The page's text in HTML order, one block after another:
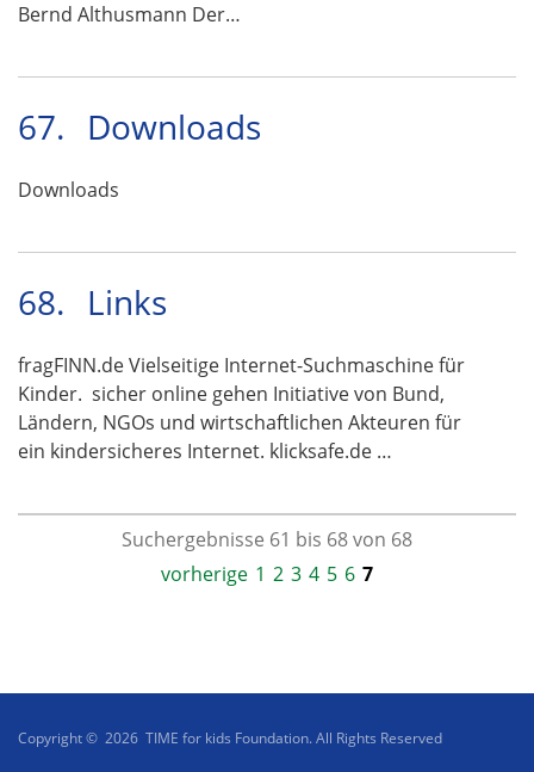
Bernd Althusmann Der…
67. Downloads
Downloads
68. Links
fragFINN.de Vielseitige Internet-Suchmaschine für
Kinder. sicher online gehen Initiative von Bund,
Ländern, NGOs und wirtschaftlichen Akteuren für
ein kindersicheres Internet. klicksafe.de …
Suchergebnisse 61 bis 68 von 68
vorherige 1 2 3 4 5 6 7
Copyright © 2026 TIME for kids Foundation. All Rights Reserved